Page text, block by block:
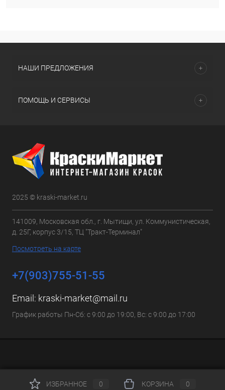
НАШИ ПРЕДЛОЖЕНИЯ
ПОМОЩЬ И СЕРВИСЫ
2025 © kraski-market.ru
141009, Московская обл., г. Мытищи, ул. Коммунистическая,
д. 25Г, корпус 3/15, ТЦ "Тракт-Терминал"
Посмотреть на карте
+7(903)755-51-55
Email: kraski-market@mail.ru
График работы Пн-Сб: с 9:00 до 19:00, Вс: с 9:00 до 17:00
ИЗБРАННОЕ 0 КОРЗИНА 0